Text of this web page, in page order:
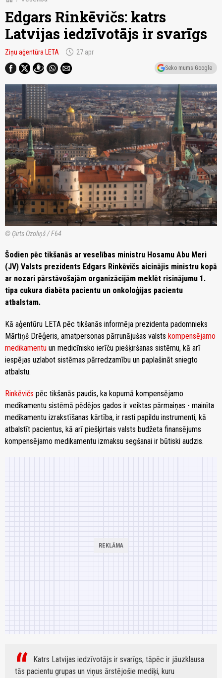
Edgars Rinkēvičs: katrs
Latvijas iedzīvotājs ir svarīgs
Ziņu aģentūra LETA schedule 27.apr
Seko mums Google
© Ģirts Ozoliņš / F64
Šodien pēc tikšanās ar veselības ministru Hosamu Abu Meri
(JV) Valsts prezidents Edgars Rinkēvičs aicinājis ministru kopā
ar nozari pārstāvošajām organizācijām meklēt risinājumu 1.
tipa cukura diabēta pacientu un onkoloģijas pacientu
atbalstam.
Kā aģentūru LETA pēc tikšanās informēja prezidenta padomnieks
Mārtiņš Drēģeris, amatpersonas pārrunājušas valsts kompensējamo
medikamentu un medicīnisko ierīču piešķiršanas sistēmu, kā arī
iespējas uzlabot sistēmas pārredzamību un paplašināt sniegto
atbalstu.
Rinkēvičs pēc tikšanās paudis, ka kopumā kompensējamo
medikamentu sistēmā pēdējos gados ir veiktas pārmaiņas - mainīta
medikamentu izrakstīšanas kārtība, ir rasti papildu instrumenti, kā
atbalstīt pacientus, kā arī piešķirtais valsts budžeta finansējums
kompensējamo medikamentu izmaksu segšanai ir būtiski audzis.
Katrs Latvijas iedzīvotājs ir svarīgs, tāpēc ir jāuzklausa
tās pacientu grupas un viņus ārstējošie mediķi, kuru